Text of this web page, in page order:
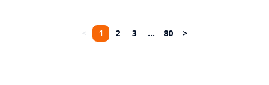
1 2 3 ... 80 >